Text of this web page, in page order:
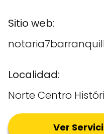
Sitio web:
Localidad:
Norte Centro
Ver